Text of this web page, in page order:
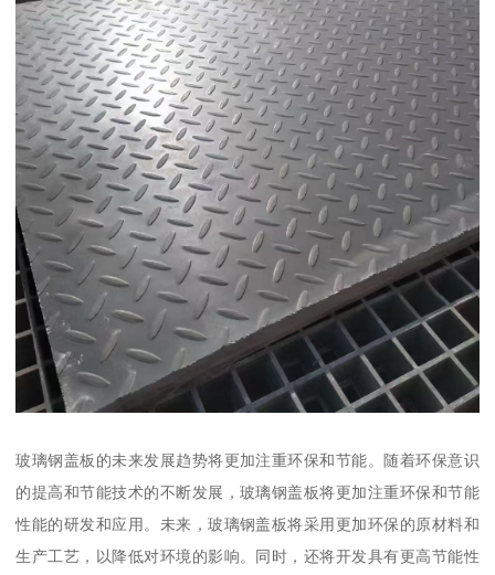
玻璃钢盖板的未来发展趋势将更加注重环保和节能。随着环保意识
的提高和节能技术的不断发展，玻璃钢盖板将更加注重环保和节能
性能的研发和应用。未来，玻璃钢盖板将采用更加环保的原材料和
生产工艺，以降低对环境的影响。同时，还将开发具有更高节能性